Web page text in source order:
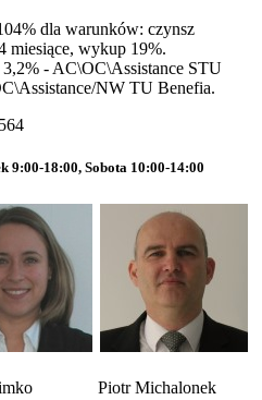
dla warunków: czynsz
miesiące, wykup 19%.
- AC\OC\Assistance STU
NW TU Benefia.
9:00-18:00, Sobota 10:00-14:00
Piotr Michalonek